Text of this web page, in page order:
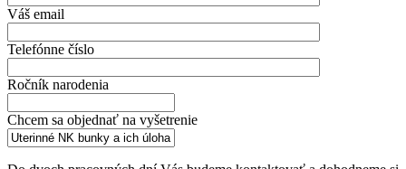
Váš email
Telefónne číslo
Ročník narodenia
Chcem sa objednať na vyšetrenie